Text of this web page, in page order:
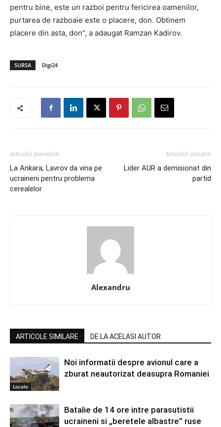
pentru bine, este un razboi pentru fericirea oamenilor,
purtarea de razboaie este o placere, don. Obtinem
placere din asta, don”, a adaugat Ramzan Kadirov.
SURSA Digi24
Articolul precedent
La Ankara, Lavrov da vina pe
ucraineni pentru problema
cerealelor
Articolul urmator
Lider AUR a demisionat din
partid
Alexandru
ARTICOLE SIMILARE DE LA ACELASI AUTOR
Locale
Noi informatii despre avionul care a
zburat neautorizat deasupra Romaniei
Batalie de 14 ore intre parasutistii
ucraineni si „beretele albastre” ruse